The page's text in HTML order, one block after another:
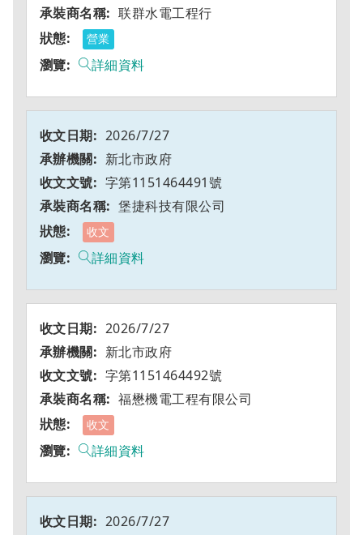
联群水電工程行
營業
詳細資料
2026/7/27
新北市政府
字第1151464491號
堡捷科技有限公司
收文
詳細資料
2026/7/27
新北市政府
字第1151464492號
福懋機電工程有限公司
收文
詳細資料
2026/7/27